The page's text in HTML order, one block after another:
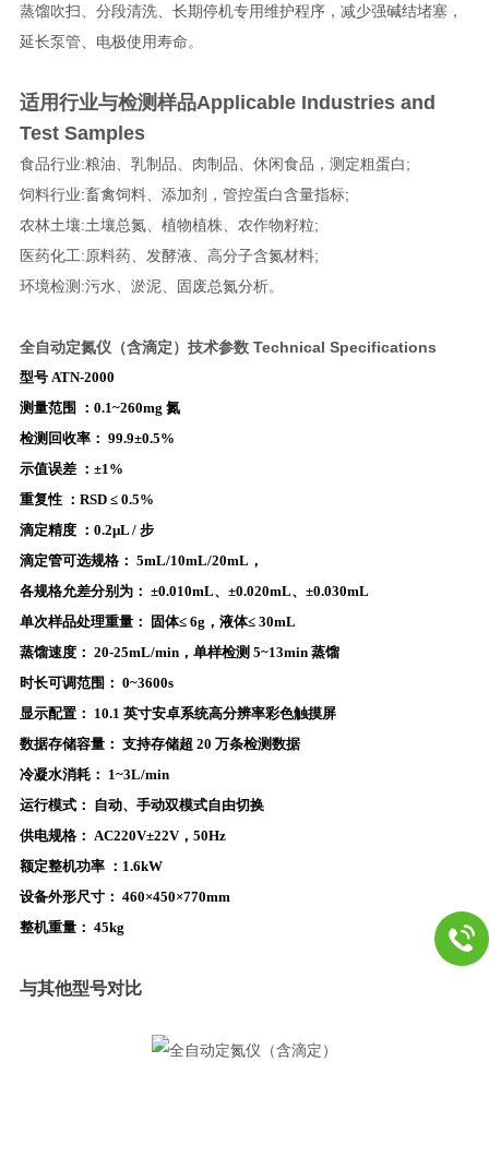
蒸馏吹扫、分段清洗、长期停机专用维护程序，减少强碱结堵塞，
延长泵管、电极使用寿命。
适用行业与检测样品Applicable Industries and
Test Samples
食品行业:粮油、乳制品、肉制品、休闲食品，测定粗蛋白;
饲料行业:畜禽饲料、添加剂，管控蛋白含量指标;
农林土壤:土壤总氮、植物植株、农作物籽粒;
医药化工:原料药、发酵液、高分子含氮材料;
环境检测:污水、淤泥、固废总氮分析。
全自动定氮仪（含滴定） 技术参数 Technical Specifications
型号 ATN-2000
测量范围 ： 0.1~260mg 氮
检测回收率： 99.9±0.5%
示值误差 ： ±1%
重复性 ：RSD ≤ 0.5%
滴定精度 ： 0.2μL / 步
滴定管可选规格： 5mL/10mL/20mL，
各规格允差分别为： ±0.010mL、±0.020mL、±0.030mL
单次样品处理重量：
固体≤ 6g，液体≤ 30mL
蒸馏速度： 20-25mL/min，单样检测 5~13min 蒸馏
时长可调范围： 0~3600s
显示配置： 10.1 英寸安卓系统高分辨率彩色触摸屏
数据存储容量： 支持存储超 20 万条检测数据
冷凝水消耗： 1~3L/min
运行模式： 自动、手动双模式自由切换
供电规格： AC220V±22V，50Hz
额定整机功率 ： 1.6kW
设备外形尺寸： 460×450×770mm
整机重量： 45kg
与其他型号对比